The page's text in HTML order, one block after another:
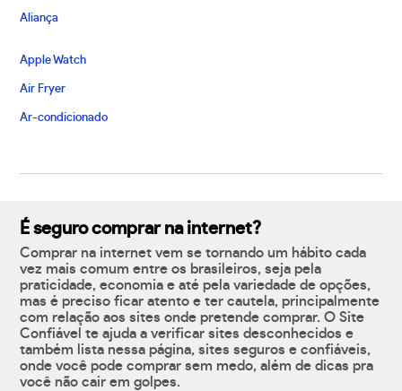
Aliança
Apple Watch
Air Fryer
Ar-condicionado
É seguro comprar na internet?
Comprar na internet vem se tornando um hábito cada
vez mais comum entre os brasileiros, seja pela
praticidade, economia e até pela variedade de opções,
mas é preciso ficar atento e ter cautela, principalmente
com relação aos sites onde pretende comprar. O Site
Confiável te ajuda a verificar sites desconhecidos e
também lista nessa página, sites seguros e confiáveis,
onde você pode comprar sem medo, além de dicas pra
você não cair em golpes.